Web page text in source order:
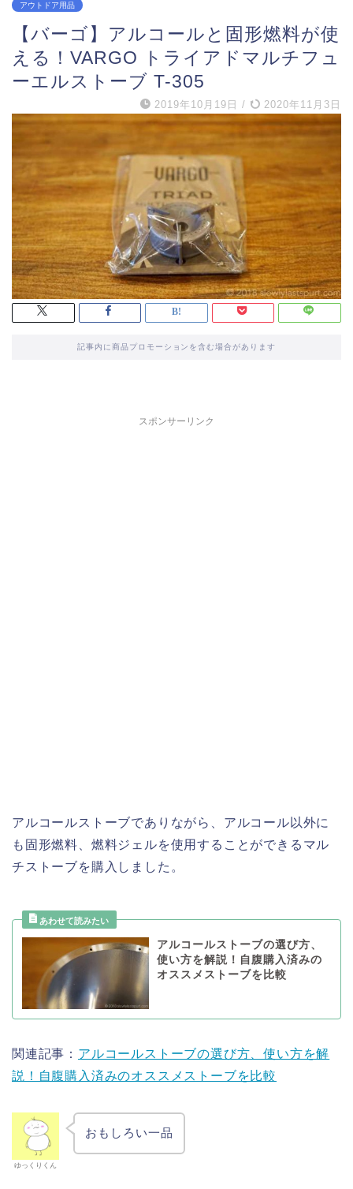
アウトドア用品
【バーゴ】アルコールと固形燃料が使
える！VARGO トライアドマルチフュ
ーエルストーブ T-305
2019年10月19日 / 2020年11月3日
記事内に商品プロモーションを含む場合があります
スポンサーリンク
アルコールストーブでありながら、アルコール以外に
も固形燃料、燃料ジェルを使用することができるマル
チストーブを購入しました。
アルコールストーブの選び方、
使い方を解説！自腹購入済みの
オススメストーブを比較
関連記事： アルコールストーブの選び方、使い方を解
説！自腹購入済みのオススメストーブを比較
ゆっくりくん
おもしろい一品